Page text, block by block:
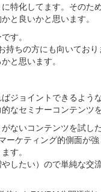
特化してます。その
と良いかと思います。
す。
ちの方にも向いており
と思います。
ジョイントできるよう
なセミナーコンテンツ
ないコンテンツを試し
ーケティング的側面が
す。
したい）ので単純な交